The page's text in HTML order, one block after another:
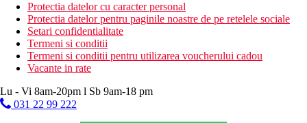
Protectia datelor cu caracter personal
Protectia datelor pentru paginile noastre de pe retelele sociale
Setari confidentialitate
Termeni si conditii
Termeni si conditii pentru utilizarea voucherului cadou
Vacante in rate
Lu - Vi 8am-20pm l Sb 9am-18 pm
031 22 99 222